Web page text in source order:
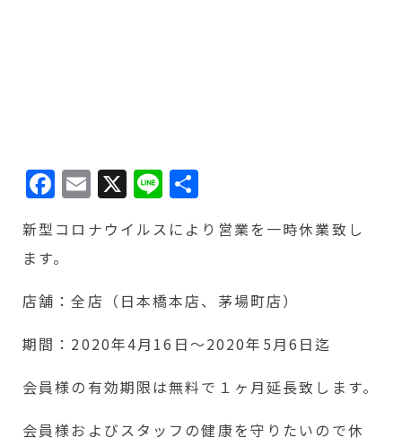
Facebook
Email
X Line
有
新型コロナウイルスにより営業を一時休業致し
ます。
店舗：全店（日本橋本店、茅場町店）
期間：2020年4月16日〜2020年5月6日迄
会員様の有効期限は無料で１ヶ月延長致します。
会員様およびスタッフの健康を守りたいので休